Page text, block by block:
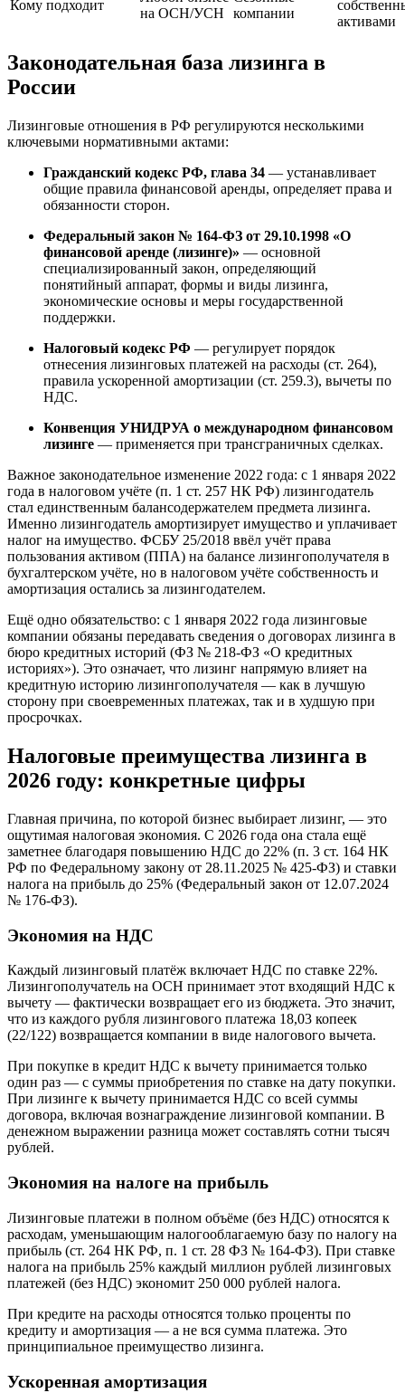
Кому подходит
на ОСН/УСН
компании
активами
Законодательная база лизинга в
России
Лизинговые отношения в РФ регулируются несколькими
ключевыми нормативными актами:
Гражданский кодекс РФ, глава 34 — устанавливает
общие правила финансовой аренды, определяет права и
обязанности сторон.
Федеральный закон № 164-ФЗ от 29.10.1998 «О
финансовой аренде (лизинге)» — основной
специализированный закон, определяющий
понятийный аппарат, формы и виды лизинга,
экономические основы и меры государственной
поддержки.
Налоговый кодекс РФ — регулирует порядок
отнесения лизинговых платежей на расходы (ст. 264),
правила ускоренной амортизации (ст. 259.3), вычеты по
НДС.
Конвенция УНИДРУА о международном финансовом
лизинге — применяется при трансграничных сделках.
Важное законодательное изменение 2022 года: с 1 января 2022
года в налоговом учёте (п. 1 ст. 257 НК РФ) лизингодатель
стал единственным балансодержателем предмета лизинга.
Именно лизингодатель амортизирует имущество и уплачивает
налог на имущество. ФСБУ 25/2018 ввёл учёт права
пользования активом (ППА) на балансе лизингополучателя в
бухгалтерском учёте, но в налоговом учёте собственность и
амортизация остались за лизингодателем.
Ещё одно обязательство: с 1 января 2022 года лизинговые
компании обязаны передавать сведения о договорах лизинга в
бюро кредитных историй (ФЗ № 218-ФЗ «О кредитных
историях»). Это означает, что лизинг напрямую влияет на
кредитную историю лизингополучателя — как в лучшую
сторону при своевременных платежах, так и в худшую при
просрочках.
Налоговые преимущества лизинга в
2026 году: конкретные цифры
Главная причина, по которой бизнес выбирает лизинг, — это
ощутимая налоговая экономия. С 2026 года она стала ещё
заметнее благодаря повышению НДС до 22% (п. 3 ст. 164 НК
РФ по Федеральному закону от 28.11.2025 № 425-ФЗ) и ставки
налога на прибыль до 25% (Федеральный закон от 12.07.2024
№ 176-ФЗ).
Экономия на НДС
Каждый лизинговый платёж включает НДС по ставке 22%.
Лизингополучатель на ОСН принимает этот входящий НДС к
вычету — фактически возвращает его из бюджета. Это значит,
что из каждого рубля лизингового платежа 18,03 копеек
(22/122) возвращается компании в виде налогового вычета.
При покупке в кредит НДС к вычету принимается только
один раз — с суммы приобретения по ставке на дату покупки.
При лизинге к вычету принимается НДС со всей суммы
договора, включая вознаграждение лизинговой компании. В
денежном выражении разница может составлять сотни тысяч
рублей.
Экономия на налоге на прибыль
Лизинговые платежи в полном объёме (без НДС) относятся к
расходам, уменьшающим налогооблагаемую базу по налогу на
прибыль (ст. 264 НК РФ, п. 1 ст. 28 ФЗ № 164-ФЗ). При ставке
налога на прибыль 25% каждый миллион рублей лизинговых
платежей (без НДС) экономит 250 000 рублей налога.
При кредите на расходы относятся только проценты по
кредиту и амортизация — а не вся сумма платежа. Это
принципиальное преимущество лизинга.
Ускоренная амортизация